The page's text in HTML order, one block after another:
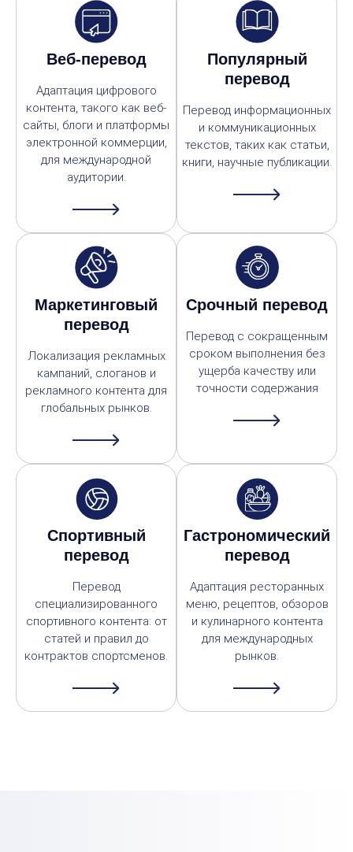
Веб-перевод
Адаптация цифрового
контента, такого как веб-
сайты, блоги и платформы
электронной коммерции,
для международной
аудитории.
Популярный
перевод
Перевод информационных
и коммуникационных
текстов, таких как статьи,
книги, научные публикации.
Маркетинговый
перевод
Локализация рекламных
кампаний, слоганов и
рекламного контента для
глобальных рынков.
Срочный перевод
Перевод с сокращенным
сроком выполнения без
ущерба качеству или
точности содержания
Спортивный
перевод
Перевод
специализированного
спортивного контента: от
статей и правил до
контрактов спортсменов.
Гастрономический
перевод
Адаптация ресторанных
меню, рецептов, обзоров
и кулинарного контента
для международных
рынков.